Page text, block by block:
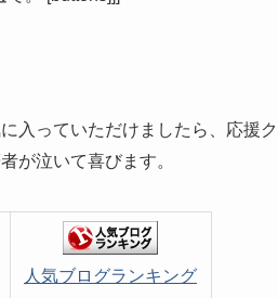
入っていただけましたら、応援ク
が泣いて喜びます。
人気ブログランキング